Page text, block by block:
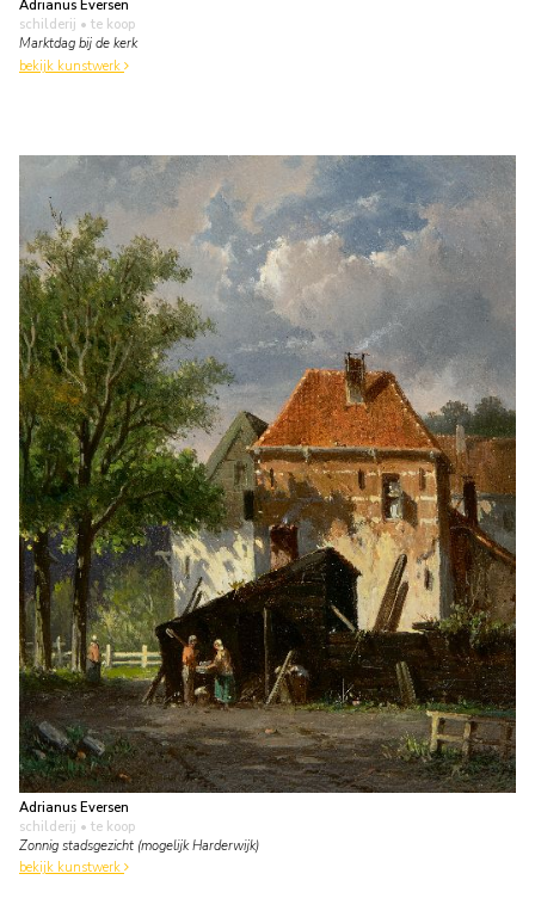
Adrianus Eversen
schilderij • te koop
Marktdag bij de kerk
bekijk kunstwerk
Adrianus Eversen
schilderij • te koop
Zonnig stadsgezicht (mogelijk Harderwijk)
bekijk kunstwerk